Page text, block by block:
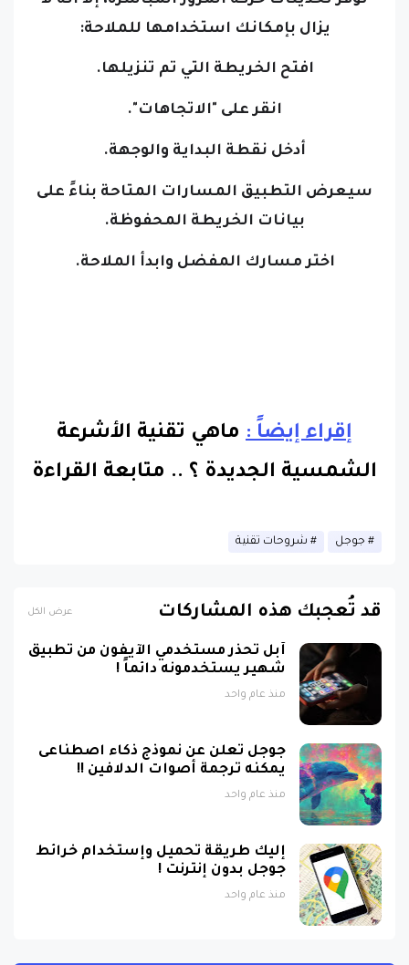
يزال بإمكانك استخدامها للملاحة:
افتح الخريطة التي تم تنزيلها.
انقر على "الاتجاهات".
أدخل نقطة البداية والوجهة.
سيعرض التطبيق المسارات المتاحة بناءً على
بيانات الخريطة المحفوظة.
اختر مسارك المفضل وابدأ الملاحة.
إقراء إيضاً : ماهي تقنية الأشرعة
الشمسية الجديدة ؟ .. متابعة القراءة
جوجل شروحات تقنية
قد تُعجبك هذه المشاركات عرض الكل
آبل تحذر مستخدمي الآيفون من تطبيق
شهير يستخدمونه دائماً !
منذ عام واحد
جوجل تعلن عن نموذج ذكاء اصطناعى
يمكنه ترجمة أصوات الدلافين !!
منذ عام واحد
إليك طريقة تحميل وإستخدام خرائط
جوجل بدون إنترنت !
منذ عام واحد